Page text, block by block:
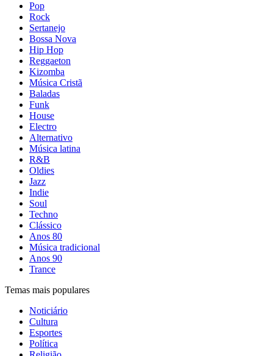
Pop
Rock
Sertanejo
Bossa Nova
Hip Hop
Reggaeton
Kizomba
Música Cristã
Baladas
Funk
House
Electro
Alternativo
Música latina
R&B
Oldies
Jazz
Indie
Soul
Techno
Clássico
Anos 80
Música tradicional
Anos 90
Trance
Temas mais populares
Noticiário
Cultura
Esportes
Política